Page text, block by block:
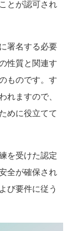
とが認可され
署名する必要
性質と関連す
ものです。す
れますので、
めに役立てて
を受けた認定
全が確保され
び要件に従う